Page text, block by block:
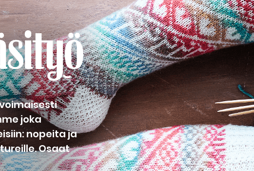
joka
nopeita ja
Osaat